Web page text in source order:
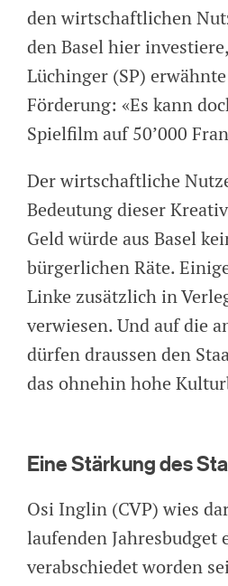
den wirtschaftlichen
den Basel hier
Lüchinger (SP)
Förderung: «Es kann
Spielfilm auf 50’000
Der wirtschaftliche
Bedeutung dieser
Geld würde aus Basel
bürgerlichen Räte.
Linke zusätzlich in
verwiesen. Und auf die
dürfen draussen den
das ohnehin hohe
Eine Stärkung des
Osi Inglin (CVP) wies
laufenden Jahresbudget
verabschiedet worden